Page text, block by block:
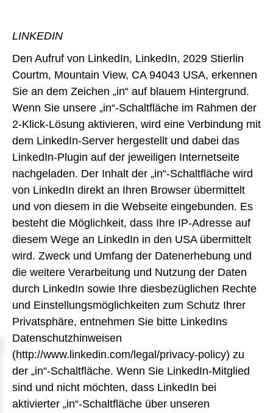
LINKEDIN
Den Aufruf von LinkedIn, LinkedIn, 2029 Stierlin
Courtm, Mountain View, CA 94043 USA, erkennen
Sie an dem Zeichen „in“ auf blauem Hintergrund.
Wenn Sie unsere „in“-Schaltfläche im Rahmen der
2-Klick-Lösung aktivieren, wird eine Verbindung mit
dem LinkedIn-Server hergestellt und dabei das
LinkedIn-Plugin auf der jeweiligen Internetseite
nachgeladen. Der Inhalt der „in“-Schaltfläche wird
von LinkedIn direkt an Ihren Browser übermittelt
und von diesem in die Webseite eingebunden. Es
besteht die Möglichkeit, dass Ihre IP-Adresse auf
diesem Wege an LinkedIn in den USA übermittelt
wird. Zweck und Umfang der Datenerhebung und
die weitere Verarbeitung und Nutzung der Daten
durch LinkedIn sowie Ihre diesbezüglichen Rechte
und Einstellungsmöglichkeiten zum Schutz Ihrer
Privatsphäre, entnehmen Sie bitte LinkedIns
Datenschutzhinweisen
(http://www.linkedin.com/legal/privacy-policy) zu
der „in“-Schaltfläche. Wenn Sie LinkedIn-Mitglied
sind und nicht möchten, dass LinkedIn bei
aktivierter „in“-Schaltfläche über unseren